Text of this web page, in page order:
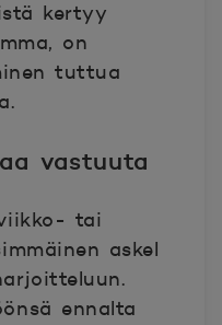
kertyy
on
tuttua
vastuuta
tai
askel
ennalta